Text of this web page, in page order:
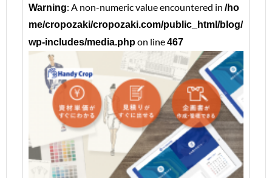
Warning: A non-numeric value encountered in /ho
me/cropozaki/cropozaki.com/public_html/blog/
wp-includes/media.phpon line467